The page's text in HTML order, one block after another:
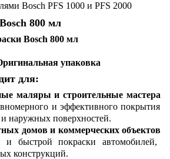
Bosch PFS 1000 и PFS 2000
800 мл
Bosch 800 мл
упаковка
для:
маляры и строительные мастера
и эффективного покрытия
и наружных поверхностей.
домов и коммерческих объектов
быстрой покраски автомобилей,
конструкций.